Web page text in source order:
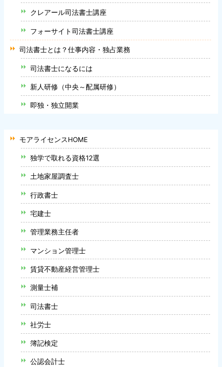
クレアール司法書士講座
フォーサイト司法書士講座
司法書士とは？仕事内容・独占業務
司法書士になるには
新人研修（中央～配属研修）
即独・独立開業
モアライセンスHOME
独学で取れる資格12選
土地家屋調査士
行政書士
宅建士
管理業務主任者
マンション管理士
賃貸不動産経営管理士
測量士補
司法書士
社労士
簿記検定
公認会計士